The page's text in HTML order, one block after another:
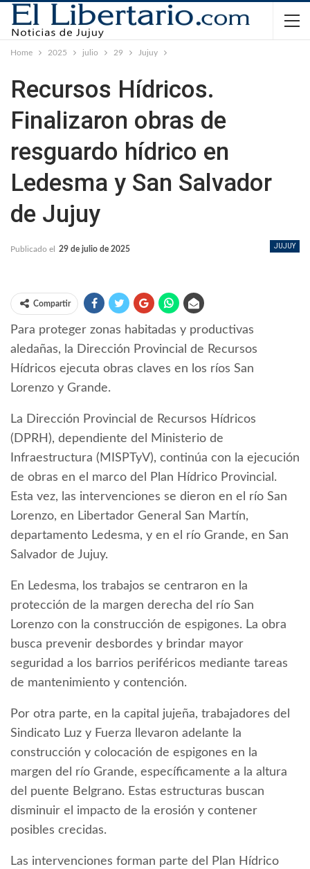
Home 2025 julio 29 Jujuy
Recursos Hídricos.
Finalizaron obras de
resguardo hídrico en
Ledesma y San Salvador
de Jujuy
JUJUY
Publicado el 29 de julio de 2025
Compartir
Para proteger zonas habitadas y productivas
aledañas, la Dirección Provincial de Recursos
Hídricos ejecuta obras claves en los ríos San
Lorenzo y Grande.
La Dirección Provincial de Recursos Hídricos
(DPRH), dependiente del Ministerio de
Infraestructura (MISPTyV), continúa con la ejecución
de obras en el marco del Plan Hídrico Provincial.
Esta vez, las intervenciones se dieron en el río San
Lorenzo, en Libertador General San Martín,
departamento Ledesma, y en el río Grande, en San
Salvador de Jujuy.
En Ledesma, los trabajos se centraron en la
protección de la margen derecha del río San
Lorenzo con la construcción de espigones. La obra
busca prevenir desbordes y brindar mayor
seguridad a los barrios periféricos mediante tareas
de mantenimiento y contención.
Por otra parte, en la capital jujeña, trabajadores del
Sindicato Luz y Fuerza llevaron adelante la
construcción y colocación de espigones en la
margen del río Grande, específicamente a la altura
del puente Belgrano. Estas estructuras buscan
disminuir el impacto de la erosión y contener
posibles crecidas.
Las intervenciones forman parte del Plan Hídrico